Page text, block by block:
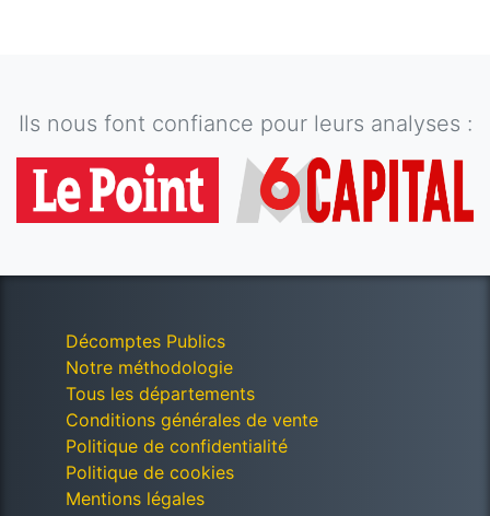
Ils nous font confiance pour leurs analyses :
Décomptes Publics
Notre méthodologie
Tous les départements
Conditions générales de vente
Politique de confidentialité
Politique de cookies
Mentions légales